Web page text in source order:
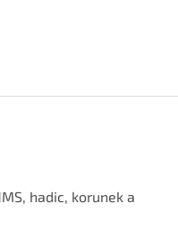
hadic, korunek a